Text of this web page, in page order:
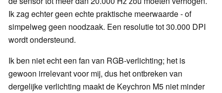
Ik zag echter geen echte praktische meerwaarde - of
simpelweg geen noodzaak. Een resolutie tot 30.000 DPI
wordt ondersteund.
Ik ben niet echt een fan van RGB-verlichting; het is
gewoon irrelevant voor mij, dus het ontbreken van
dergelijke verlichting maakt de Keychron M5 niet minder